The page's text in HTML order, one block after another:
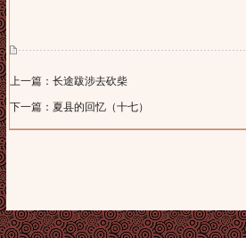
上一篇：长途跋涉去砍柴
下一篇：夏县的回忆（十七）